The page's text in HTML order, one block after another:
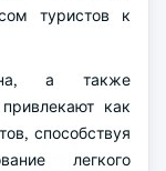
туристов к
а также
как
способствуя
легкого